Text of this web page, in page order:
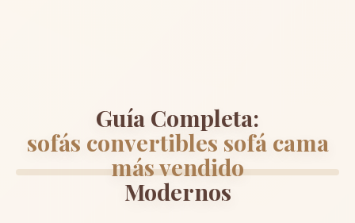
Guía Completa:
sofás convertibles sofá cama
más vendido
Modernos